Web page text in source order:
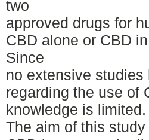
two
approved drugs for
CBD alone or CBD
Since
no extensive
regarding the use of
knowledge is limited.
The aim of this